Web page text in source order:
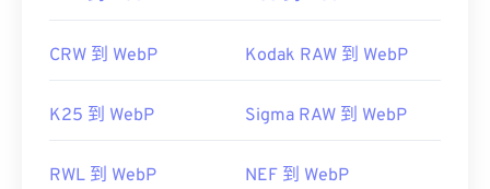
CRW 到 WebP Kodak RAW 到 WebP
K25 到 WebP Sigma RAW 到 WebP
RWL 到 WebP NEF 到 WebP